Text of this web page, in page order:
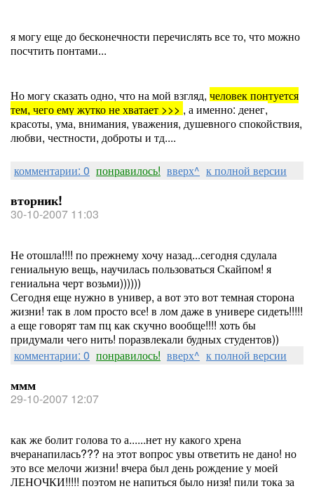
я могу еще до бесконечности перечислять все то, что можно
посчтить понтами...
Но могу сказать одно, что на мой взгляд, человек понтуется
тем, чего ему жутко не хватает >>> , а именно: денег,
красоты, ума, внимания, уважения, душевного спокойствия,
любви, честности, доброты и тд....
комментарии: 0 понравилось! вверх^ к полной версии
вторник!
30-10-2007 11:03
Не отошла!!!! по прежнему хочу назад...сегодня сдулала
гениальную вещь, научилась пользоваться Скайпом! я
гениальна черт возьми))))))
Сегодня еще нужно в универ, а вот это вот темная сторона
жизни! так в лом просто все! в лом даже в универе сидеть!!!!!
а еще говорят там пц как скучно вообще!!!! хоть бы
придумали чего нить! поразвлекали будных студентов))
комментарии: 0 понравилось! вверх^ к полной версии
ммм
29-10-2007 12:07
как же болит голова то а......нет ну какого хрена
вчеранапилась??? на этот вопрос увы ответить не дано! но
это все мелочи жизни! вчера был день рождение у моей
ЛЕНОЧКИ!!!!! поэтом не напиться было низя! пили тока за